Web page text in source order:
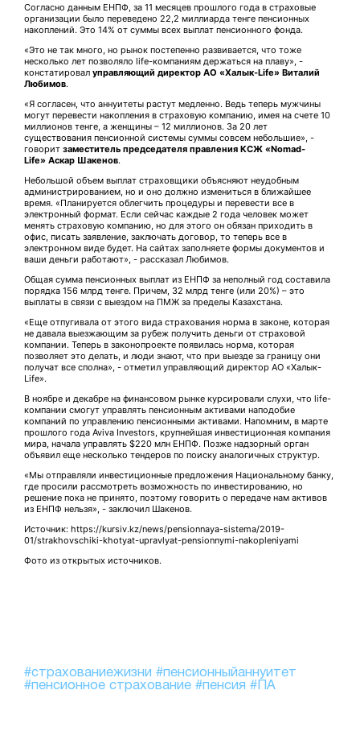
Согласно данным ЕНПФ, за 11 месяцев прошлого года в страховые
организации было переведено 22,2 миллиарда тенге пенсионных
накоплений. Это 14% от суммы всех выплат пенсионного фонда.
«Это не так много, но рынок постепенно развивается, что тоже
несколько лет позволяло life-компаниям держаться на плаву», -
констатировал управляющий директор АО «Халык-Life» Виталий
Любимов.
«Я согласен, что аннуитеты растут медленно. Ведь теперь мужчины
могут перевести накопления в страховую компанию, имея на счете 10
миллионов тенге, а женщины – 12 миллионов. За 20 лет
существования пенсионной системы суммы совсем небольшие», -
говорит заместитель председателя правления КСЖ «Nomad-
Life» Аскар Шакенов.
Небольшой объем выплат страховщики объясняют неудобным
администрированием, но и оно должно измениться в ближайшее
время. «Планируется облегчить процедуры и перевести все в
электронный формат. Если сейчас каждые 2 года человек может
менять страховую компанию, но для этого он обязан приходить в
офис, писать заявление, заключать договор, то теперь все в
электронном виде будет. На сайтах заполняете формы документов и
ваши деньги работают», - рассказал Любимов.
Общая сумма пенсионных выплат из ЕНПФ за неполный год составила
порядка 156 млрд тенге. Причем, 32 млрд тенге (или 20%) – это
выплаты в связи с выездом на ПМЖ за пределы Казахстана.
«Еще отпугивала от этого вида страхования норма в законе, которая
не давала выезжающим за рубеж получить деньги от страховой
компании. Теперь в законопроекте появилась норма, которая
позволяет это делать, и люди знают, что при выезде за границу они
получат все сполна», - отметил управляющий директор АО «Халык-
Life».
В ноябре и декабре на финансовом рынке курсировали слухи, что life-
компании смогут управлять пенсионным активами наподобие
компаний по управлению пенсионными активами. Напомним, в марте
прошлого года Aviva Investors, крупнейшая инвестиционная компания
мира, начала управлять $220 млн ЕНПФ. Позже надзорный орган
объявил еще несколько тендеров по поиску аналогичных структур.
«Мы отправляли инвестиционные предложения Национальному банку,
где просили рассмотреть возможность по инвестированию, но
решение пока не принято, поэтому говорить о передаче нам активов
из ЕНПФ нельзя», - заключил Шакенов.
Источник: https://kursiv.kz/news/pensionnaya-sistema/2019-
01/strakhovschiki-khotyat-upravlyat-pensionnymi-nakopleniyami
Фото из открытых источников.
#страхованиежизни #пенсионныйаннуитет
#пенсионное страхование #пенсия #ПА